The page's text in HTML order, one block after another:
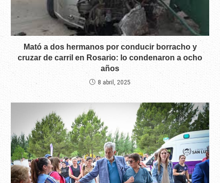
Mató a dos hermanos por conducir borracho y
cruzar de carril en Rosario: lo condenaron a ocho
años
8 abril, 2025